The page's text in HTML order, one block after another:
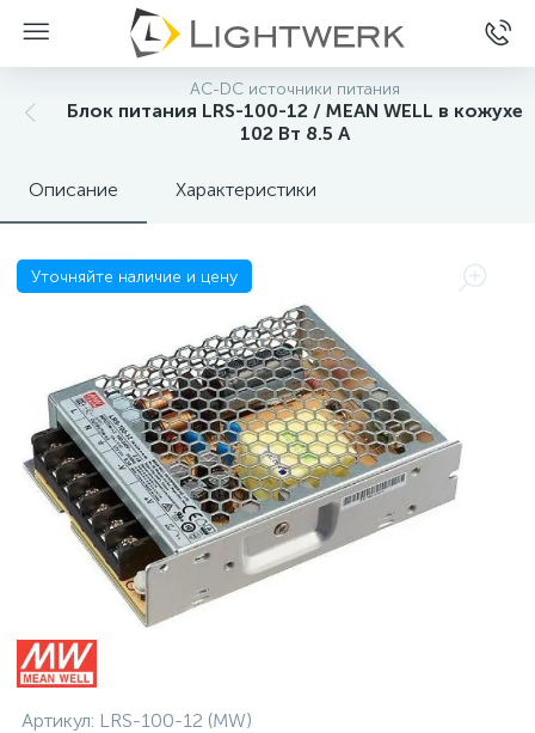
AC-DC источники питания
Блок питания LRS-100-12 / MEAN WELL в кожухе
102 Вт 8.5 А
Описание Характеристики
Уточняйте наличие и цену
Артикул: LRS-100-12 (MW)